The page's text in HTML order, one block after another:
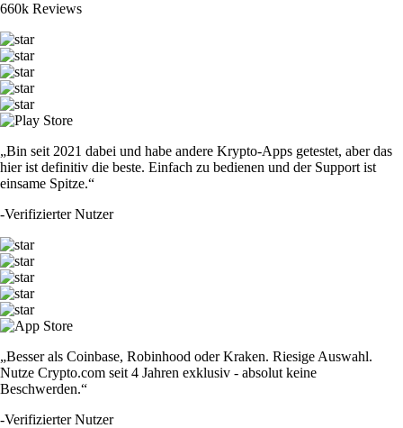
660k Reviews
„Bin seit 2021 dabei und habe andere Krypto-Apps getestet, aber das
hier ist definitiv die beste. Einfach zu bedienen und der Support ist
einsame Spitze.“
-Verifizierter Nutzer
„Besser als Coinbase, Robinhood oder Kraken. Riesige Auswahl.
Nutze Crypto.com seit 4 Jahren exklusiv - absolut keine
Beschwerden.“
-Verifizierter Nutzer